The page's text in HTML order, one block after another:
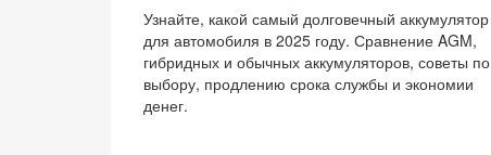
Узнайте, какой самый долговечный аккумулятор
для автомобиля в 2025 году. Сравнение AGM,
гибридных и обычных аккумуляторов, советы по
выбору, продлению срока службы и экономии
денег.